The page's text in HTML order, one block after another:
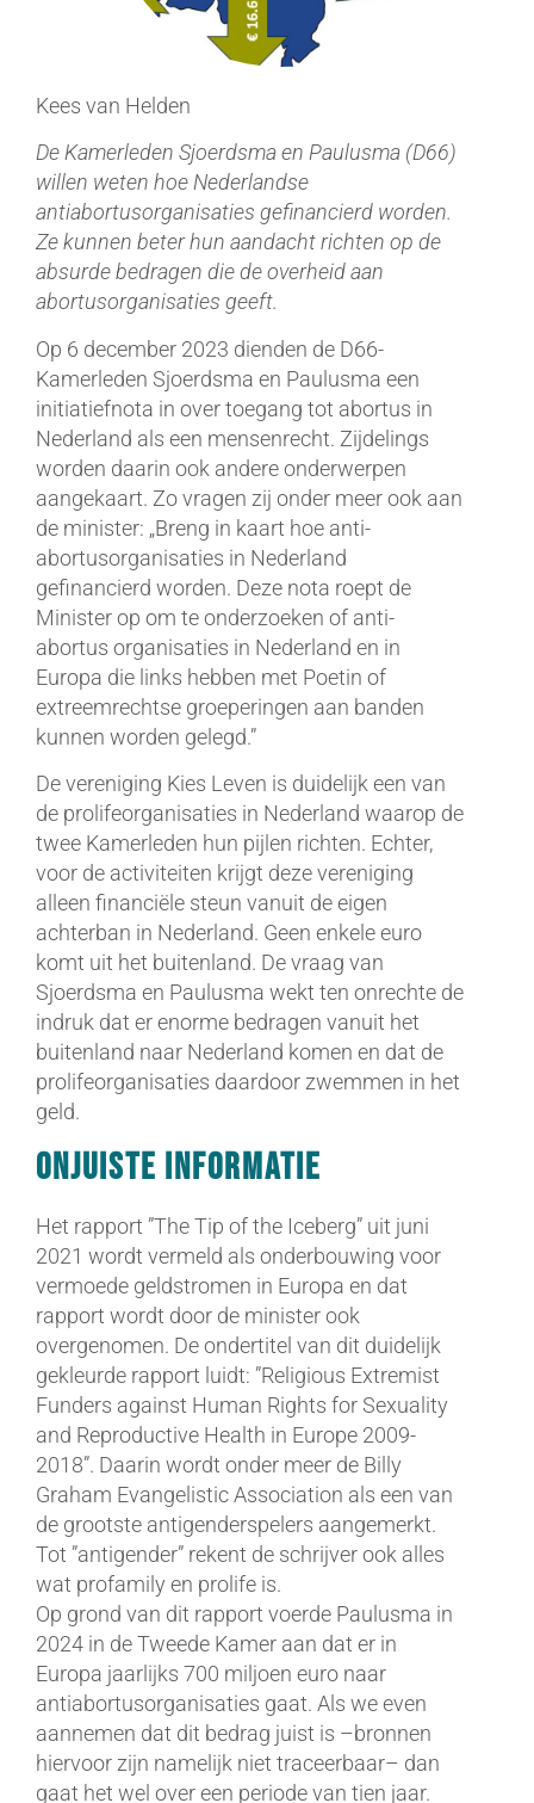
Kees van Helden
De Kamerleden Sjoerdsma en Paulusma (D66)
willen weten hoe Nederlandse
antiabortusorganisaties gefinancierd worden.
Ze kunnen beter hun aandacht richten op de
absurde bedragen die de overheid aan
abortusorganisaties geeft.
Op 6 december 2023 dienden de D66-
Kamerleden Sjoerdsma en Paulusma een
initiatiefnota in over toegang tot abortus in
Nederland als een mensenrecht. Zijdelings
worden daarin ook andere onderwerpen
aangekaart. Zo vragen zij onder meer ook aan
de minister: „Breng in kaart hoe anti-
abortusorganisaties in Nederland
gefinancierd worden. Deze nota roept de
Minister op om te onderzoeken of anti-
abortus organisaties in Nederland en in
Europa die links hebben met Poetin of
extreemrechtse groeperingen aan banden
kunnen worden gelegd.”
De vereniging Kies Leven is duidelijk een van
de prolifeorganisaties in Nederland waarop de
twee Kamerleden hun pijlen richten. Echter,
voor de activiteiten krijgt deze vereniging
alleen financiële steun vanuit de eigen
achterban in Nederland. Geen enkele euro
komt uit het buitenland. De vraag van
Sjoerdsma en Paulusma wekt ten onrechte de
indruk dat er enorme bedragen vanuit het
buitenland naar Nederland komen en dat de
prolifeorganisaties daardoor zwemmen in het
geld.
Onjuiste informatie
Het rapport ”The Tip of the Iceberg” uit juni
2021 wordt vermeld als onderbouwing voor
vermoede geldstromen in Europa en dat
rapport wordt door de minister ook
overgenomen. De ondertitel van dit duidelijk
gekleurde rapport luidt: ”Religious Extremist
Funders against Human Rights for Sexuality
and Reproductive Health in Europe 2009-
2018”. Daarin wordt onder meer de Billy
Graham Evangelistic Association als een van
de grootste antigenderspelers aangemerkt.
Tot ”antigender” rekent de schrijver ook alles
wat profamily en prolife is.
Op grond van dit rapport voerde Paulusma in
2024 in de Tweede Kamer aan dat er in
Europa jaarlijks 700 miljoen euro naar
antiabortusorganisaties gaat. Als we even
aannemen dat dit bedrag juist is –bronnen
hiervoor zijn namelijk niet traceerbaar– dan
gaat het wel over een periode van tien jaar.